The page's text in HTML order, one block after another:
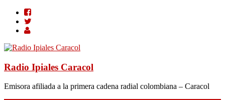
Radio Ipiales Caracol
Emisora afiliada a la primera cadena radial colombiana – Caracol